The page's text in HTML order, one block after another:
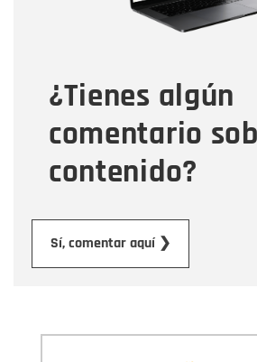
¿Tienes algún
comentario
contenido?
Sí, comentar aquí ❯
Tipo de comentario
Mensaje